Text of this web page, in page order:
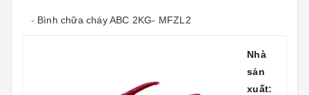
- Bình chữa cháy ABC 2KG- MFZL2
Nhà
sản
xuất: